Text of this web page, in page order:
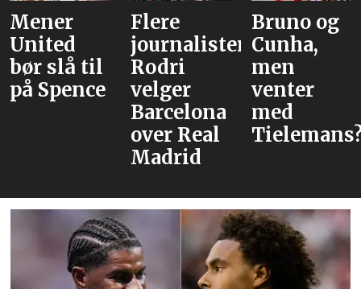
Flere
journalister:
Rodri
velger
Bruno og
Cunha,
men
venter
med
Tielemans?
Hva er